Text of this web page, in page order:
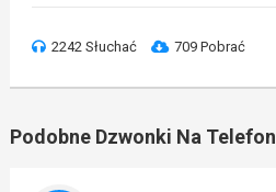
2242 Słuchać 709 Pobrać
Podobne Dzwonki Na Telefon